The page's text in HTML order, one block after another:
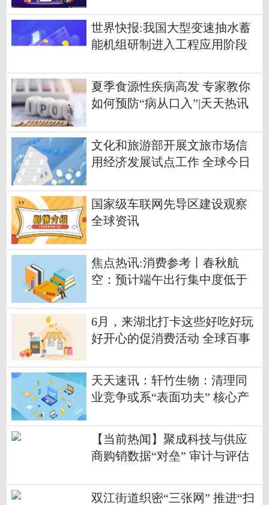
世界快报:我国大型变速抽水蓄
能机组研制进入工程应用阶段
夏季食源性疾病高发 专家教你
如何预防“病从口入”|天天热讯
文化和旅游部开展文旅市场信
用经济发展试点工作 全球今日
国家级车联网先导区建设观察
全球资讯
焦点热讯:消费参考丨春秋航
空：预计端午出行集中度低于
6月，来湖北打卡这些好吃好玩
好开心的促消费活动 全球百事
天天速讯：轩竹生物：清理同
业竞争或系“表面功夫” 核心产
【当前热闻】聚成科技与供应
商购销数据“对垒” 审计与评估
双江街道织密“三张网” 推进“扫